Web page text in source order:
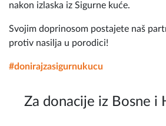
nakon izlaska iz Sigurne kuće.
Svojim doprinosom postajete naš
protiv nasilja u porodici!
#donirajzasigurnukucu
Za donacije iz Bosne i